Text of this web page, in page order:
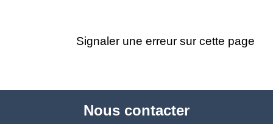
Signaler une erreur sur cette page
Nous contacter